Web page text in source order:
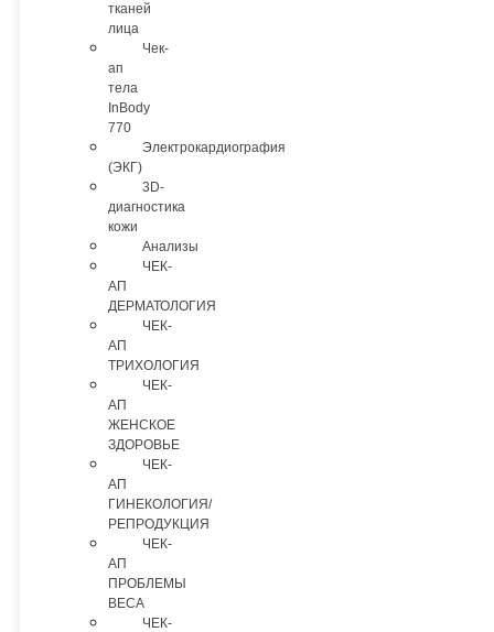
тканей
лица
Чек-
ап
тела
InBody
770
Электрокардиография
(ЭКГ)
3D-
диагностика
кожи
Анализы
ЧЕК-
АП
ДЕРМАТОЛОГИЯ
ЧЕК-
АП
ТРИХОЛОГИЯ
ЧЕК-
АП
ЖЕНСКОЕ
ЗДОРОВЬЕ
ЧЕК-
АП
ГИНЕКОЛОГИЯ/
РЕПРОДУКЦИЯ
ЧЕК-
АП
ПРОБЛЕМЫ
ВЕСА
ЧЕК-